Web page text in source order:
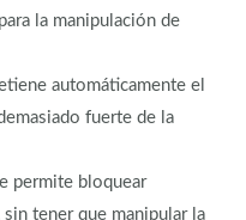
la manipulación de
automáticamente el
fuerte de la
permite bloquear
tener que manipular la